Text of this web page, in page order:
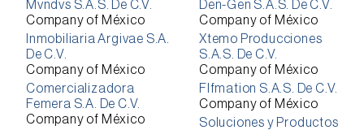
Mvndvs S.A.S. De C.V.
Company of México
Inmobiliaria Argivae S.A.
De C.V.
Company of México
Comercializadora
Femera S.A. De C.V.
Company of México
Den-Gen S.A.S. De C.V.
Company of México
Xtemo Producciones
S.A.S. De C.V.
Company of México
Flfmation S.A.S. De C.V.
Company of México
Soluciones y Productos